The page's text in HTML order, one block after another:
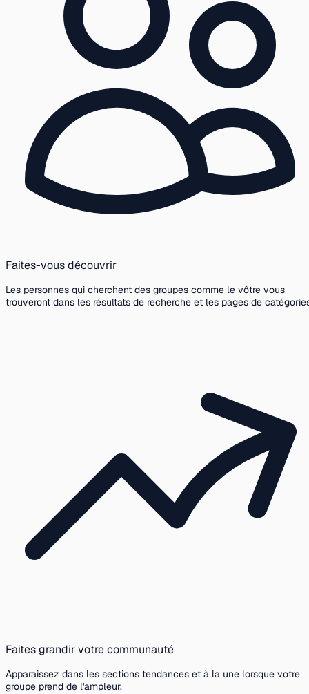
Faites-vous découvrir
Les personnes qui cherchent des groupes comme le vôtre vous
trouveront dans les résultats de recherche et les pages de
Faites grandir votre communauté
Apparaissez dans les sections tendances et à la une lorsque votre
groupe prend de l'ampleur.